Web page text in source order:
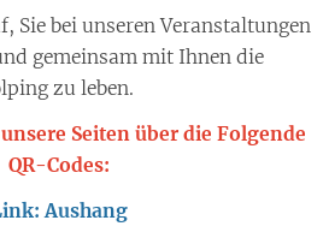
Sie bei unseren Veranstaltungen
gemeinsam mit Ihnen die
zu leben.
Seiten über die Folgende
QR-Codes:
Aushang